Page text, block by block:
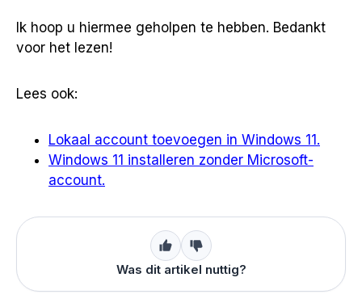
Ik hoop u hiermee geholpen te hebben. Bedankt
voor het lezen!
Lees ook:
Lokaal account toevoegen in Windows 11.
Windows 11 installeren zonder Microsoft-
account.
Was dit artikel nuttig?